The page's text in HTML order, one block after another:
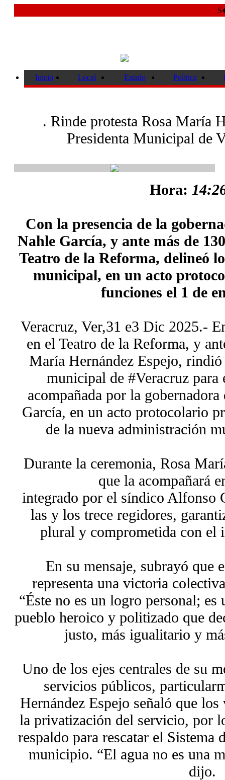
Inicio Local Estado Politica
. Rinde protesta Rosa María
Presidenta Municipal de
Hora:
Con la presencia de la
Nahle García, y ante más de
Teatro de la Reforma, delineó
municipal, en un acto
funciones el 1 de
Veracruz, Ver,31 e3 Dic 2025.-
en el Teatro de la Reforma, y
María Hernández Espejo,
municipal de #Veracruz
acompañada por la
García, en un acto protocolario
de la nueva administración
Durante la ceremonia, Rosa
que la acompañará
integrado por el síndico Alfonso
las y los trece regidores,
plural y comprometida con el
En su mensaje, subrayó que
representa una victoria
“Éste no es un logro personal;
pueblo heroico y politizado que
justo, más igualitario y
Uno de los ejes centrales de su
servicios públicos,
Hernández Espejo señaló que
la privatización del servicio, por
respaldo para rescatar el
municipio. “El agua no es una
dijo.